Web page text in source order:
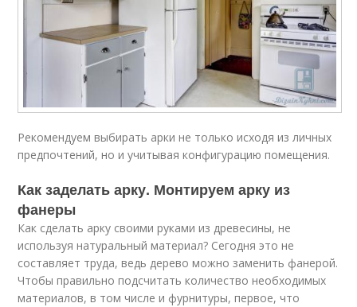
Рекомендуем выбирать арки не только исходя из личных
предпочтений, но и учитывая конфигурацию помещения.
Как заделать арку. Монтируем арку из
фанеры
Как сделать арку своими руками из древесины, не
используя натуральный материал? Сегодня это не
составляет труда, ведь дерево можно заменить фанерой.
Чтобы правильно подсчитать количество необходимых
материалов, в том числе и фурнитуры, первое, что